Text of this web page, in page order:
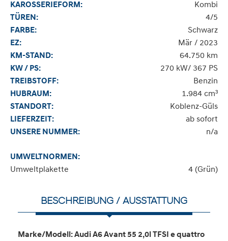
KAROSSERIEFORM:
Kombi
TÜREN:
4/5
FARBE:
Schwarz
EZ:
Mär / 2023
KM-STAND:
64.750 km
KW / PS:
270 kW/ 367 PS
TREIBSTOFF:
Benzin
HUBRAUM:
1.984 cm³
STANDORT:
Koblenz-Güls
LIEFERZEIT:
ab sofort
UNSERE NUMMER:
n/a
UMWELTNORMEN:
Umweltplakette
4 (Grün)
BESCHREIBUNG / AUSSTATTUNG
Marke/Modell: Audi A6 Avant 55 2,0l TFSI e quattro